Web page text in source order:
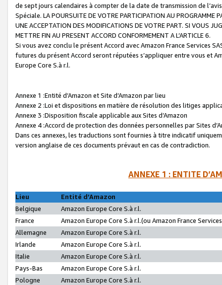
de sept jours calendaires à compter de la date de transmission de
Spéciale. LA POURSUITE DE VOTRE PARTICIPATION AU PROGRAMME
UNE ACCEPTATION DES MODIFICATIONS DE VOTRE PART. SI VOUS
METTRE FIN AU PRESENT ACCORD CONFORMEMENT A L’ARTICLE 6.
Si vous avez conclu le présent Accord avec Amazon France Services
futures du présent Accord seront réputées s’appliquer entre vous et
Europe Core S.à r.l.
Annexe 1 :Entité d’Amazon et Site d’Amazon par lieu
Annexe 2 :Loi et dispositions en matière de résolution des litiges
Annexe 3 :Disposition fiscale applicable aux Sites d’Amazon
Annexe 4 :Accord de protection des données personnelles par Sites
Dans ces annexes, les traductions sont fournies à titre indicatif
version anglaise de ces documents prévaut en cas de contradiction.
ANNEXE 1 : ENTITE
Lieu
Entité d’Amazon
Belgique
Amazon Europe Core S.à r.l.
France
Amazon Europe Core S.à r.l.(ou Amazon France
Allemagne
Amazon Europe Core S.à r.l.
Irlande
Amazon Europe Core S.à r.l.
Italie
Amazon Europe Core S.à r.l.
Pays-Bas
Amazon Europe Core S.à r.l.
Pologne
Amazon Europe Core S.à r.l.